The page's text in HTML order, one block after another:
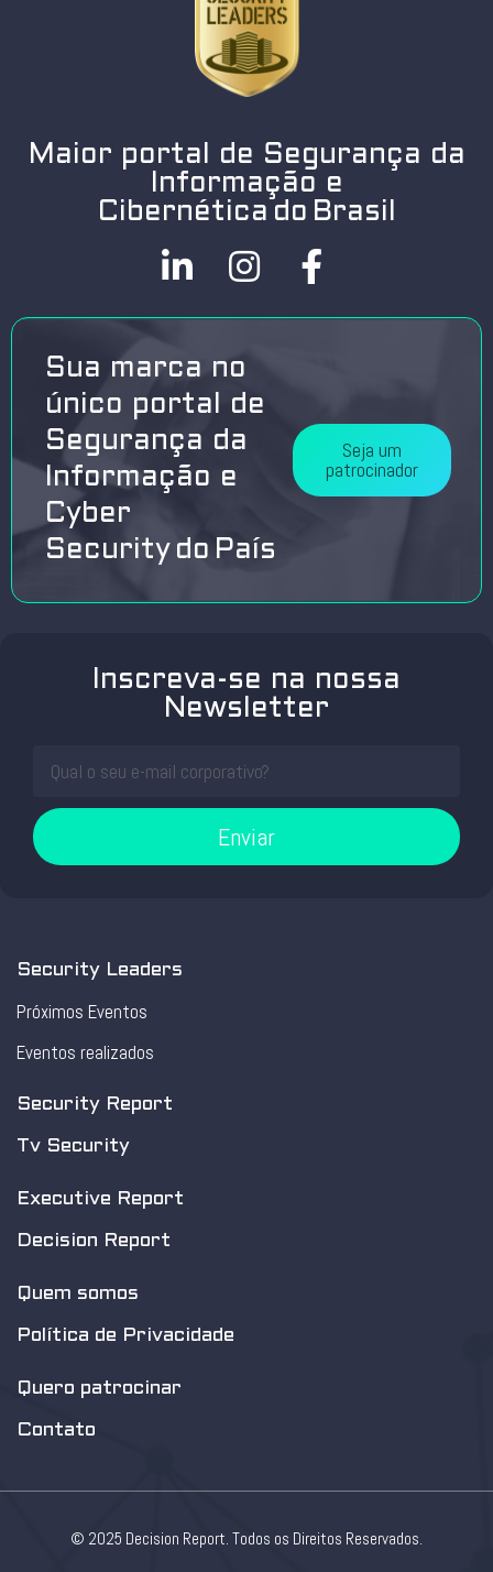
Maior portal de Segurança da
Informação e
Cibernética do Brasil
Sua marca no
único portal de
Segurança da
Informação e
Cyber
Security do País
Seja um
patrocinador
Inscreva-se na nossa
Newsletter
Enviar
Security Leaders
Próximos Eventos
Eventos realizados
Security Report
Tv Security
Executive Report
Decision Report
Quem somos
Política de Privacidade
Quero patrocinar
Contato
© 2025 Decision Report. Todos os Direitos Reservados.